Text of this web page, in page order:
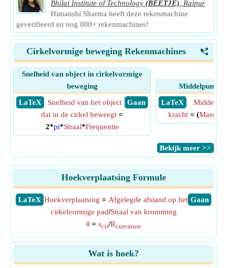
Bhilai Institute of Technology (BEETJE)
Raipur
Himanshi Sharma heeft deze rekenmachine
geverifieerd en nog 800+ rekenmachines!
<
Cirkelvormige beweging Rekenmachines
Snelheid van object in cirkelvormige
beweging
​ LaTeX
​ Gaan
Snelheid van het object
dat in de cirkel beweegt =
2*pi*Straal*Frequentie
​ LaTeX
kracht= (Massa
​Bekijk meer >>
Hoekverplaatsing Formule
​LaTeX ​Gaan
Hoekverplaatsing = Afgelegde afstand op het
cirkelvormige pad/Straal van kromming
θ= scir/Rcurvature
Wat is hoek?